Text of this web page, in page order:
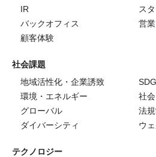
IR
ス
バックオフィス
営
顧客体験
社会課題
地域活性化・企業誘致
環境・エネルギー
社
グローバル
法
ダイバーシティ
ウ
テクノロジー